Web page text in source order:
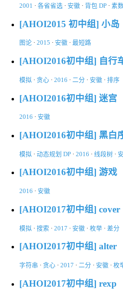
2001 · 各省省选 · 安徽 · 背包 DP · 素
[AHOI2015 初中组] 小岛
图论 · 2015 · 安徽 · 最短路
[AHOI2016初中组] 自行
模拟 · 贪心 · 2016 · 二分 · 安徽 · 排序
[AHOI2016初中组] 迷宫
2016 · 安徽
[AHOI2016初中组] 黑白
模拟 · 动态规划 DP · 2016 · 线段树 ·
[AHOI2016初中组] 游戏
2016 · 安徽
[AHOI2017初中组] cover
模拟 · 搜索 · 2017 · 安徽 · 枚举 · 差分
[AHOI2017初中组] alter
字符串 · 贪心 · 2017 · 二分 · 安徽 · 枚
[AHOI2017初中组] rexp